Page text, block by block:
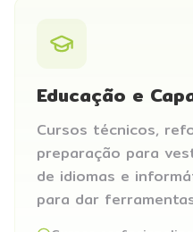
Educação e
Cursos técnicos,
preparação para
de idiomas e
para dar